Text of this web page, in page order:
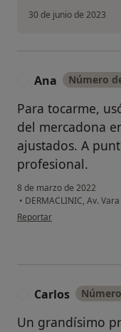
30 de junio de 2023
Ana Número
Para tocarme,
del mercadona
ajustados. A
profesional.
8 de marzo de 2022
• DERMACLINIC, Av. Vara
en opinión del usuario Ana
Reportar
Carlos
Un grandísimo
Sí, varias